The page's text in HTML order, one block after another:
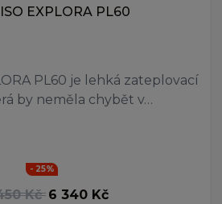
EXPLORA PL60
PL60 je lehká zateplovací
by neměla chybět v…
- 25%
Kč 6 340 Kč